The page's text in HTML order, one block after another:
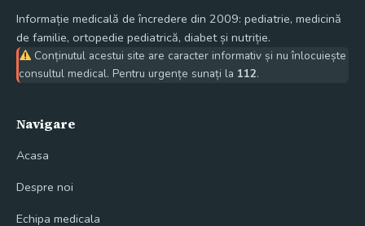
Informație medicală de încredere din 2009: pediatrie, medicină
de familie, ortopedie pediatrică, diabet și nutriție.
Conținutul acestui site are caracter informativ și nu înlocuiește
consultul medical. Pentru urgențe sunați la 112.
Navigare
Acasa
Despre noi
Echipa medicala